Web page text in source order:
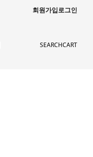
회원가입로그인
SEARCHCART